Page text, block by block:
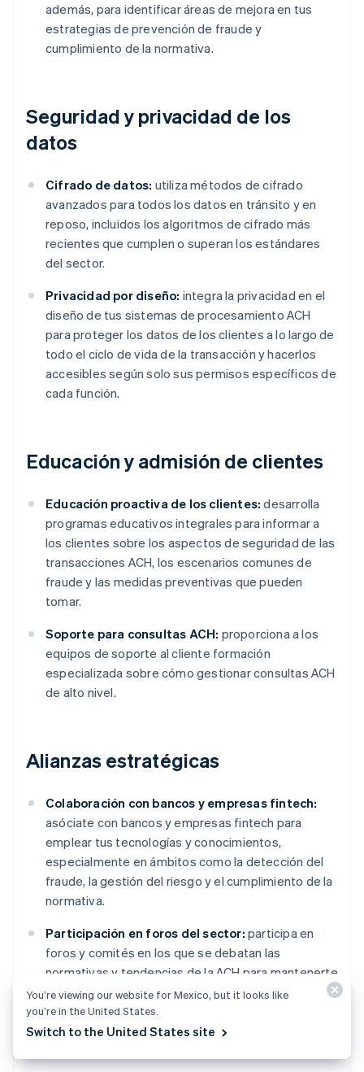
además, para identificar áreas de mejora en tus
estrategias de prevención de fraude y
cumplimiento de la normativa.
Seguridad y privacidad de los
datos
Cifrado de datos: utiliza métodos de cifrado
avanzados para todos los datos en tránsito y en
reposo, incluidos los algoritmos de cifrado más
recientes que cumplen o superan los estándares
del sector.
Privacidad por diseño: integra la privacidad en el
diseño de tus sistemas de procesamiento ACH
para proteger los datos de los clientes a lo largo de
todo el ciclo de vida de la transacción y hacerlos
accesibles según solo sus permisos específicos de
cada función.
Educación y admisión de clientes
Educación proactiva de los clientes: desarrolla
programas educativos integrales para informar a
los clientes sobre los aspectos de seguridad de las
transacciones ACH, los escenarios comunes de
fraude y las medidas preventivas que pueden
tomar.
Soporte para consultas ACH: proporciona a los
equipos de soporte al cliente formación
especializada sobre cómo gestionar consultas ACH
de alto nivel.
Alianzas estratégicas
Colaboración con bancos y empresas fintech:
asóciate con bancos y empresas fintech para
emplear tus tecnologías y conocimientos,
especialmente en ámbitos como la detección del
fraude, la gestión del riesgo y el cumplimiento de la
normativa.
Participación en foros del sector: participa en
foros y comités en los que se debatan las
normativas y tendencias de la ACH para mantenerte
al día en la evolución del sector e influir en la
elaboración de políticas.
You’re viewing our website for Mexico, but it looks like
you’re in the United States.
Switch to the United States site